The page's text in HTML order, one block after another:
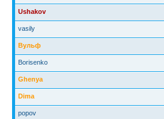
Ushakov
vasily
Вульф
Borisenko
Ghenya
Dima
popov